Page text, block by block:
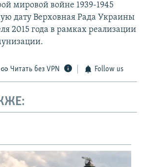
мировой войне 1939-1945
дату Верховная Рада Украины
2015 года в рамках реализации
Читать без VPN Follow us